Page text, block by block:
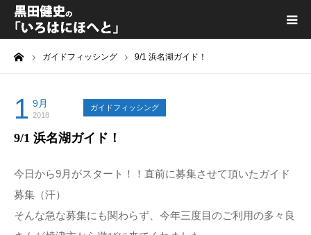
ガイドフィッシング 9/1 浜名湖ガイド！
1 9月
2018
ガイドフィッシング
9/1 浜名湖ガイド！
今日から9月がスタート！！直前に募集させて頂いたガイド
募集（汗）
そんな急な募集にも関わらず、今年三度目のご利用の多々良
黒田健史プロフィール
カテゴリ一覧
喫茶KURODA
YouTube｜Kuro channel
メディア出演